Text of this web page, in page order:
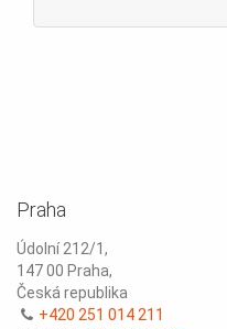
Praha
Údolní 212/1,
147 00 Praha,
Česká republika
+420 251 014 211